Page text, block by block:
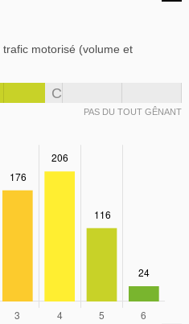
motorisé (volume et
C
PAS DU TOUT GÊNANT